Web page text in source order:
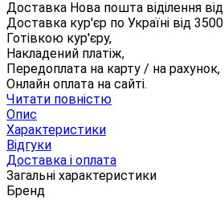
Доставка Нова пошта віділення від
Доставка кур'єр по Україні від 3500
Готівкою кур'єру,
Накладений платіж,
Передоплата на карту / на рахунок,
Онлайн оплата на сайті.
Читати повністю
Опис
Характеристики
Відгуки
Доставка і оплата
Загальні характеристики
Бренд